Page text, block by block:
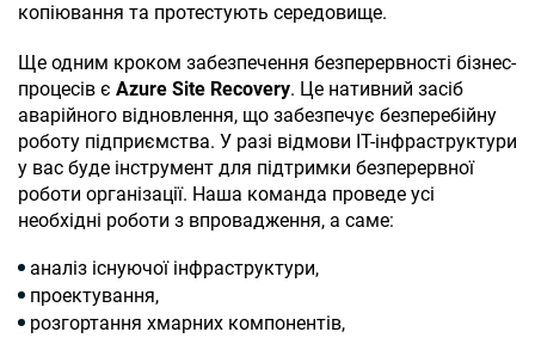
копіювання та протестують середовище.
Ще одним кроком забезпечення безперервності бізнес-
процесів є Azure Site Recovery. Це нативний засіб
аварійного відновлення, що забезпечує безперебійну
роботу підприємства. У разі відмови ІТ-інфраструктури
у вас буде інструмент для підтримки безперервної
роботи організації. Наша команда проведе усі
необхідні роботи з впровадження, а саме:
аналіз існуючої інфраструктури,
проектування,
розгортання хмарних компонентів,